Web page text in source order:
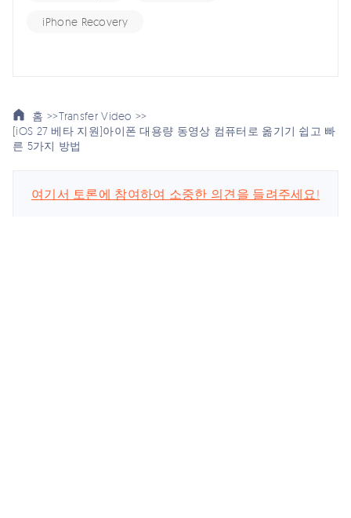
iPhone Recovery
홈 >>Transfer Video >>
[iOS 27 베타 지원]아이폰 대용량 동영상 컴퓨터로 옮기기 쉽고 빠
른 5가지 방법
여기서 토론에 참여하여 소중한 의견을 들려주세요!